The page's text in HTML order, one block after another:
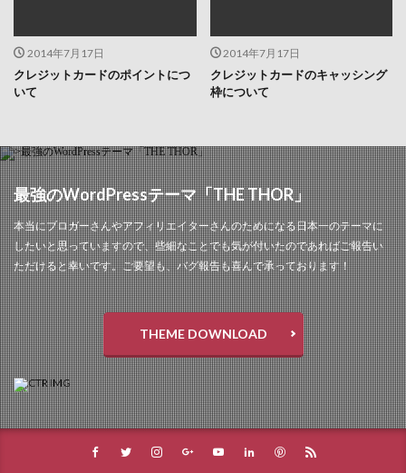
2014年7月17日
クレジットカードのポイントにつ
いて
2014年7月17日
クレジットカードのキャッシング
枠について
最強のWordPressテーマ「THE THOR」
本当にブロガーさんやアフィリエイターさんのためになる日本一のテーマに
したいと思っていますので、些細なことでも気が付いたのであればご報告い
ただけると幸いです。ご要望も、バグ報告も喜んで承っております！
THEME DOWNLOAD